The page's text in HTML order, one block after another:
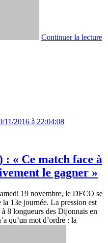
Continuer la lecture
11/2016 à 22:04:08
« Ce match face à
le gagner »
19 novembre, le DFCO se
13e journée. La pression est
8 longueurs des Dijonnais en
qu’un mot d’ordre : la